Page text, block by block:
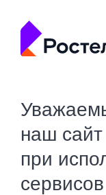
наш сайт
при
сервисов